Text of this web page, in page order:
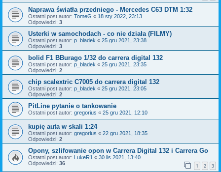
Naprawa światła przedniego - Mercedes C63 DTM 1:32
Ostatni post autor: TomeG « 18 sty 2022, 23:13
Odpowiedzi: 3
Usterki w samochodach - co nie działa (FILMY)
Ostatni post autor: p_bladek « 25 gru 2021, 23:38
Odpowiedzi: 3
bolid F1 BBurago 1/32 do carrera digital 132
Ostatni post autor: p_bladek « 25 gru 2021, 23:35
Odpowiedzi: 2
chip scalextric C7005 do carrera digital 132
Ostatni post autor: p_bladek « 25 gru 2021, 23:05
Odpowiedzi: 2
PitLine pytanie o tankowanie
Ostatni post autor: gregorius « 25 gru 2021, 12:10
kupię auta w skali 1:24
Ostatni post autor: gregorius « 22 gru 2021, 18:35
Odpowiedzi: 2
Opony, szlifowanie opon w Carrera Digital 132 i Carrera Go
Ostatni post autor: LukeR1 « 30 lis 2021, 13:40
Odpowiedzi: 36 1 2 3